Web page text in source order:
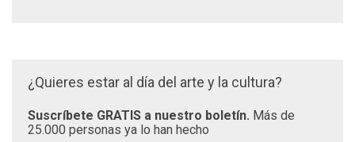
¿Quieres estar al día del arte y la cultura?
Suscríbete GRATIS a nuestro boletín. Más de
25.000 personas ya lo han hecho